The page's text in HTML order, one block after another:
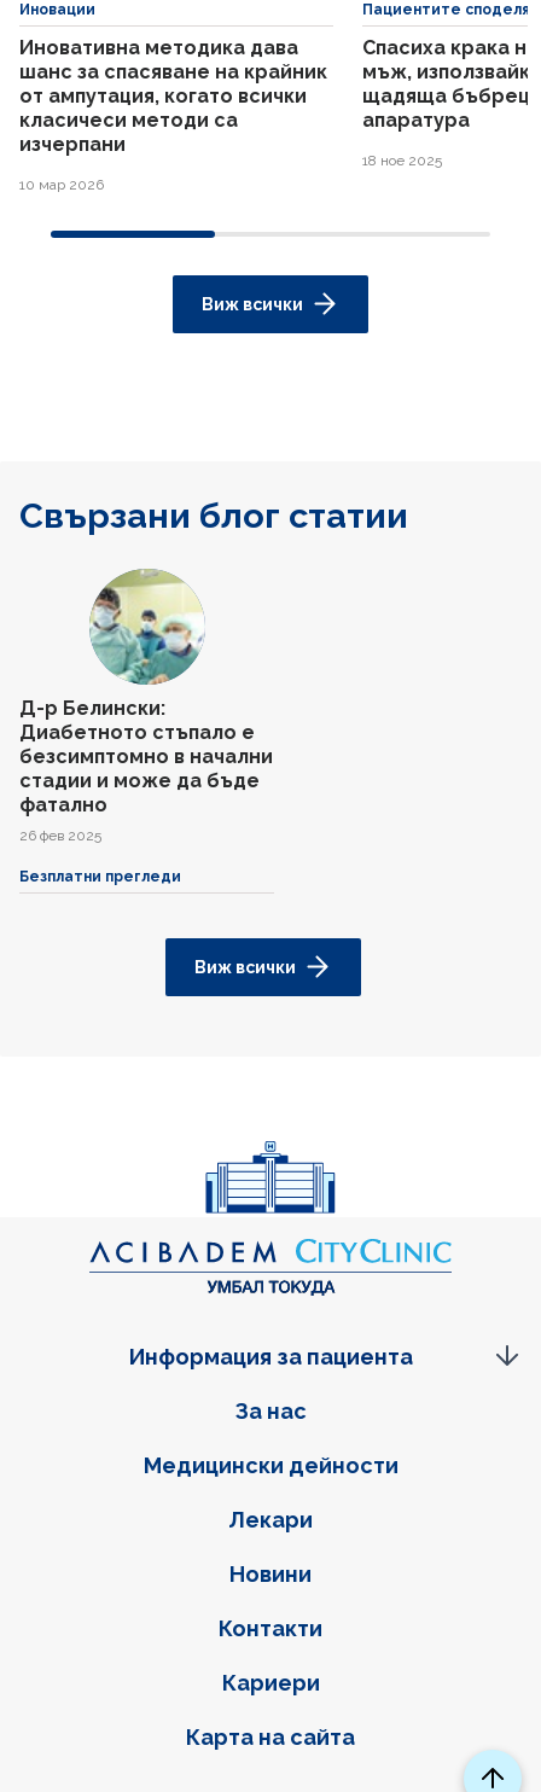
Иновации
Иновативна методика дава
шанс за спасяване на крайник
от ампутация, когато всички
класичеси методи са
изчерпани
10 мар 2026
Пациентите споделят
Спасиха крака
мъж,
щадяща
апаратура
18 ное 2025
Виж всички
Свързани блог статии
Д-р Белински:
Диабетното стъпало е
безсимптомно в начални
стадии и може да бъде
фатално
26 фев 2025
Безплатни прегледи
Виж всички
Фуутер навигация
За нас
Медицински дейности
Лекари
Новини
Контакти
Кариери
Карта на сайта
Информация за пациента